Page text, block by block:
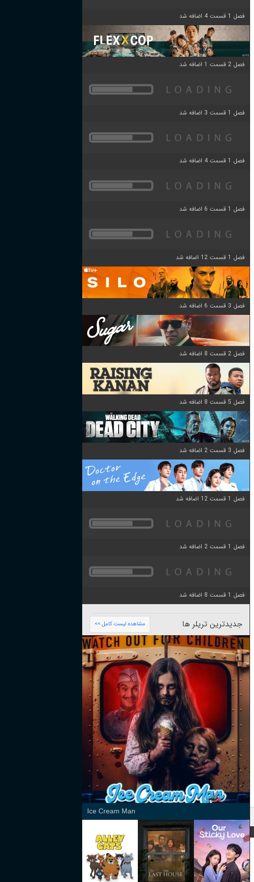
فصل 1 قسمت 4 اضافه شد
فصل 2 قسمت 1 اضافه شد
فصل 1 قسمت 3 اضافه شد
فصل 1 قسمت 4 اضافه شد
فصل 1 قسمت 6 اضافه شد
فصل 1 قسمت 12 اضافه شد
فصل 3 قسمت 6 اضافه شد
فصل 2 قسمت 8 اضافه شد
فصل 5 قسمت 8 اضافه شد
فصل 3 قسمت 2 اضافه شد
فصل 1 قسمت 12 اضافه شد
فصل 1 قسمت 2 اضافه شد
فصل 1 قسمت 8 اضافه شد
جدیدترین تریلر ها مشاهده لیست کامل >>
Ice Cream Man